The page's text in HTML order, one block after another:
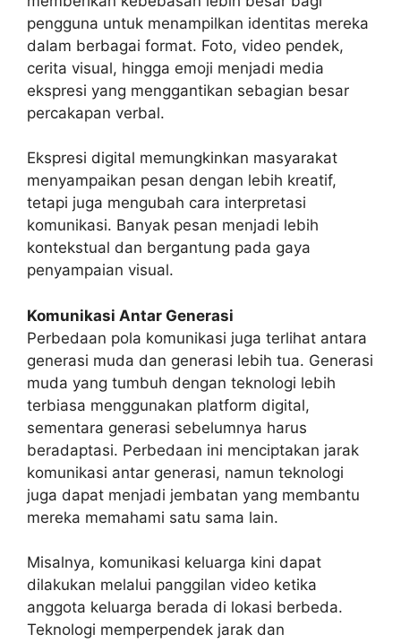
pengguna untuk menampilkan identitas mereka
dalam berbagai format. Foto, video pendek,
cerita visual, hingga emoji menjadi media
ekspresi yang menggantikan sebagian besar
percakapan verbal.
Ekspresi digital memungkinkan masyarakat
menyampaikan pesan dengan lebih kreatif,
tetapi juga mengubah cara interpretasi
komunikasi. Banyak pesan menjadi lebih
kontekstual dan bergantung pada gaya
penyampaian visual.
Komunikasi Antar Generasi
Perbedaan pola komunikasi juga terlihat antara
generasi muda dan generasi lebih tua. Generasi
muda yang tumbuh dengan teknologi lebih
terbiasa menggunakan platform digital,
sementara generasi sebelumnya harus
beradaptasi. Perbedaan ini menciptakan jarak
komunikasi antar generasi, namun teknologi
juga dapat menjadi jembatan yang membantu
mereka memahami satu sama lain.
Misalnya, komunikasi keluarga kini dapat
dilakukan melalui panggilan video ketika
anggota keluarga berada di lokasi berbeda.
Teknologi memperpendek jarak dan